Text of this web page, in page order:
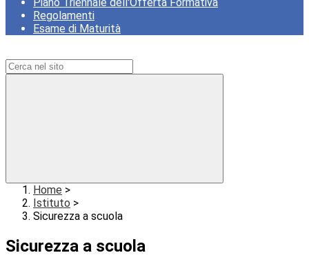
Piano Triennale dell'Offerta Formativa
Regolamenti
Esame di Maturità
Home >
Istituto >
Sicurezza a scuola
Sicurezza a scuola